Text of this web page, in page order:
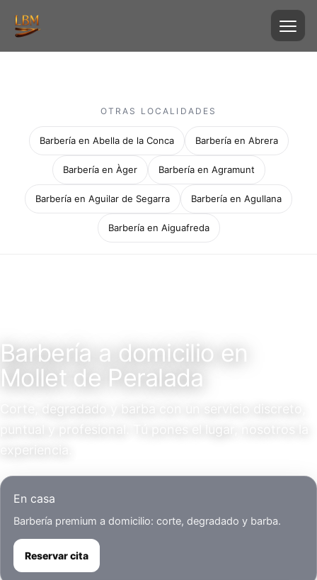
OTRAS LOCALIDADES
Barbería en Abella de la Conca Barbería en Abrera
Barbería en Àger Barbería en Agramunt
Barbería en Aguilar de Segarra Barbería en Agullana
Barbería en Aiguafreda
Barbería a domicilio en
Mollet de Peralada
Corte, degradado y barba con un servicio discreto,
puntual y profesional. Tú pones el lugar, nosotros la
En casa
Barbería premium a domicilio: corte, degradado y barba.
Reservar cita